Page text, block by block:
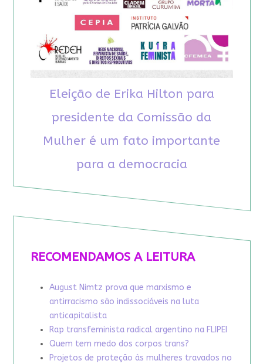
Eleição de Erika Hilton para
presidente da Comissão da
Mulher é um fato importante
para a democracia
RECOMENDAMOS A LEITURA
August Nimtz prova que marxismo e
antirracismo são indissociáveis na luta
anticapitalista
Rap transfeminista radical argentino na FLIPEI
Quem tem medo dos corpos trans?
Projetos de proteção às mulheres travados no